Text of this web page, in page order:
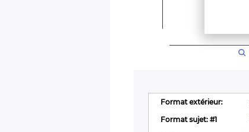
Format extérieur:
Format sujet: #1